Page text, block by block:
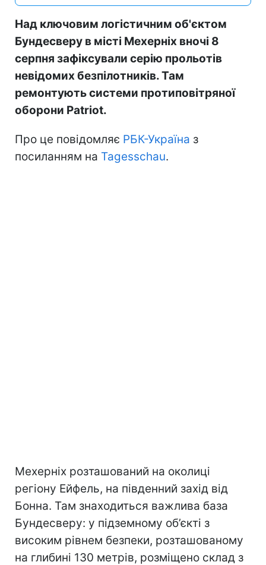
Над ключовим логістичним об'єктом
Бундесверу в місті Мехерніх вночі 8
серпня зафіксували серію прольотів
невідомих безпілотників. Там
ремонтують системи протиповітряної
оборони Patriot.
Про це повідомляє РБК-Україна з
посиланням на Tagesschau.
Мехерніх розташований на околиці
регіону Ейфель, на південний захід від
Бонна. Там знаходиться важлива база
Бундесверу: у підземному об’єкті з
високим рівнем безпеки, розташованому
на глибині 130 метрів, розміщено склад з